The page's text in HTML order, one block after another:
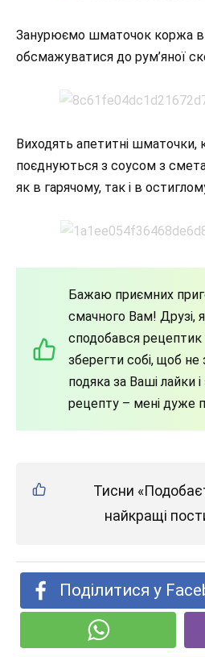
Занурюємо шматочок коржа в
обсмажуватися до рум’яної
Виходять апетитні шматочки,
поєднуються з соусом з
як в гарячому, так і в
Бажаю приємних
смачного Вам! Друзі,
сподобався рецептик
зберегти собі, щоб не
подяка за Ваші лайки
рецепту – мені дуже
Тисни
найкращі
Поділитися у